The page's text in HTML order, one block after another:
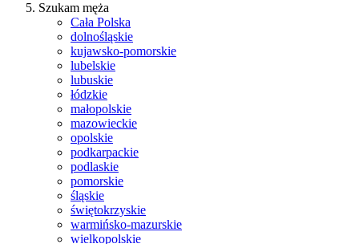
Szukam męża
Cała Polska
dolnośląskie
kujawsko-pomorskie
lubelskie
lubuskie
łódzkie
małopolskie
mazowieckie
opolskie
podkarpackie
podlaskie
pomorskie
śląskie
świętokrzyskie
warmińsko-mazurskie
wielkopolskie